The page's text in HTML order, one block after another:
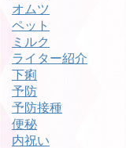
オムツ
ペット
ミルク
ライター紹介
下痢
予防
予防接種
便秘
内祝い